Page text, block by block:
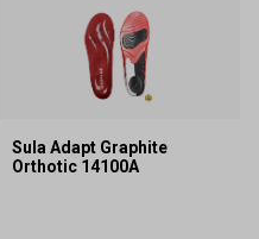
Sula Adapt Graphite
Orthotic 14100A